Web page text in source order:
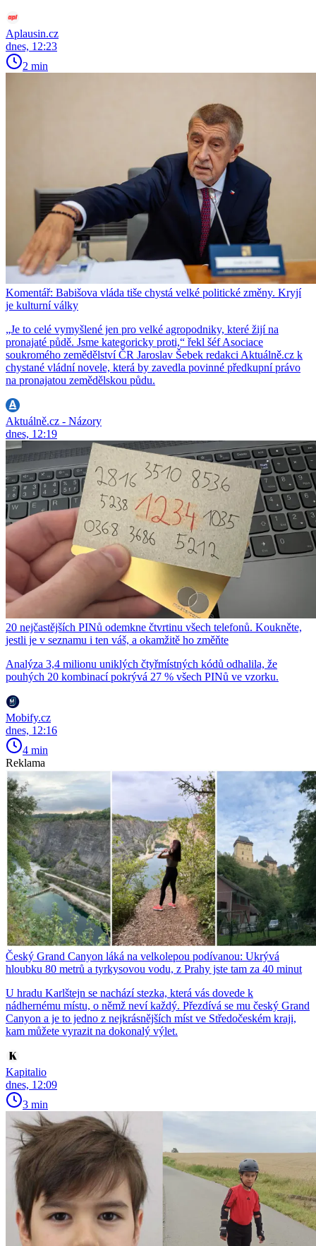
Aplausin.cz
dnes, 12:23
2 min
Komentář: Babišova vláda tiše chystá velké politické změny. Kryjí
je kulturní války
„Je to celé vymyšlené jen pro velké agropodniky, které žijí na
pronajaté půdě. Jsme kategoricky proti,“ řekl šéf Asociace
soukromého zemědělství ČR Jaroslav Šebek redakci Aktuálně.cz k
chystané vládní novele, která by zavedla povinné předkupní právo
na pronajatou zemědělskou půdu.
Aktuálně.cz - Názory
dnes, 12:19
20 nejčastějších PINů odemkne čtvrtinu všech telefonů. Koukněte,
jestli je v seznamu i ten váš, a okamžitě ho změňte
Analýza 3,4 milionu uniklých čtyřmístných kódů odhalila, že
pouhých 20 kombinací pokrývá 27 % všech PINů ve vzorku.
Mobify.cz
dnes, 12:16
4 min
Reklama
Český Grand Canyon láká na velkolepou podívanou: Ukrývá
hloubku 80 metrů a tyrkysovou vodu, z Prahy jste tam za 40 minut
U hradu Karlštejn se nachází stezka, která vás dovede k
nádhernému místu, o němž neví každý. Přezdívá se mu český Grand
Canyon a je to jedno z nejkrásnějších míst ve Středočeském kraji,
kam můžete vyrazit na dokonalý výlet.
Kapitalio
dnes, 12:09
3 min